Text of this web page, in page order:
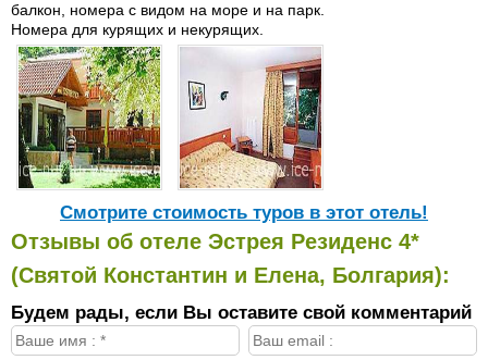
балкон, номера с видом на море и на парк.
Номера для курящих и некурящих.
Cмотрите стоимость туров в этот отель!
Отзывы об отеле Эстрея Резиденс 4*
(Святой Константин и Елена, Болгария):
Будем рады, если Вы оставите свой комментарий